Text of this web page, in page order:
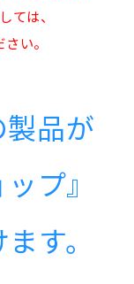
ては、
い。
製品が
プ』
す。